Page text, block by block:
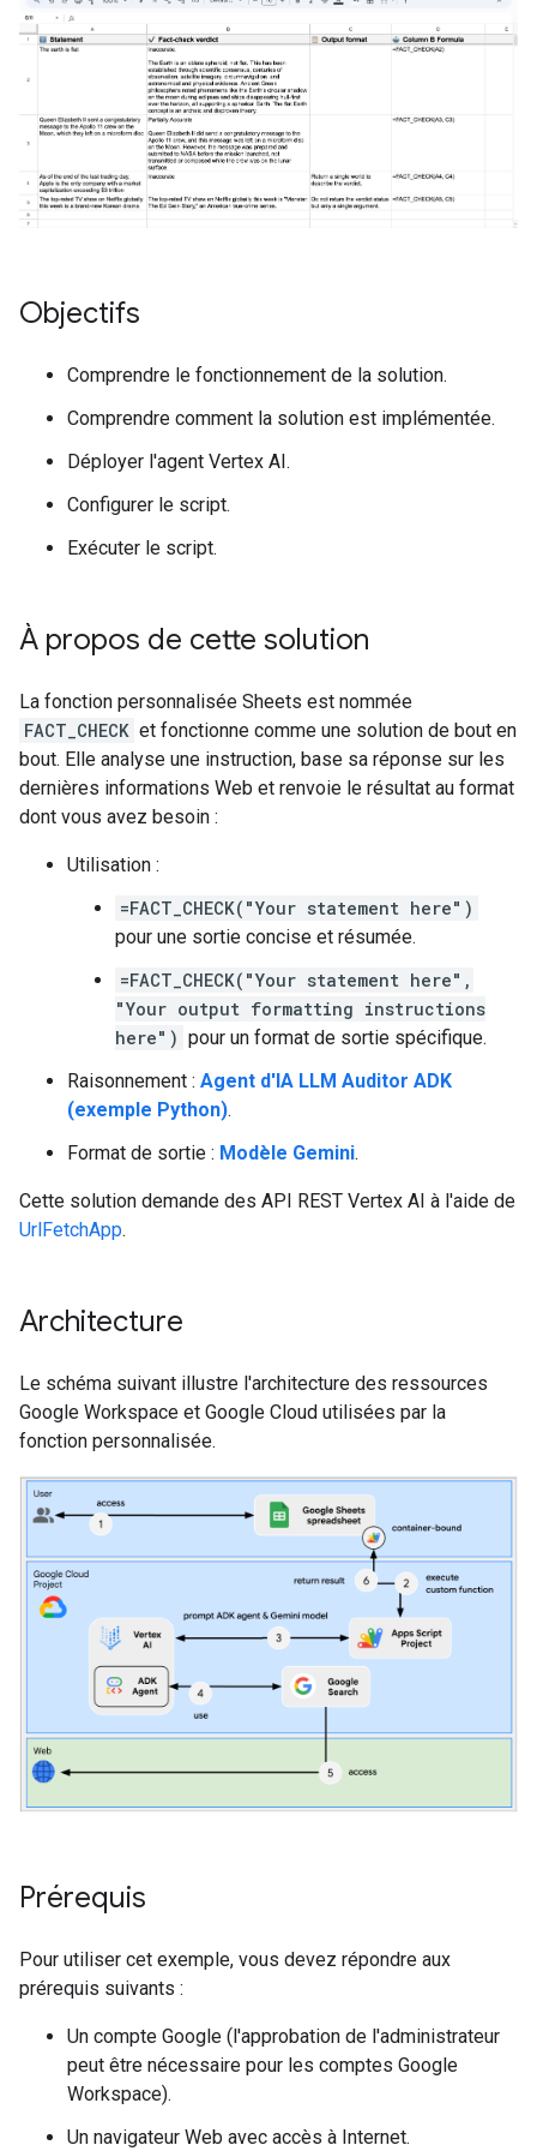
Objectifs
Comprendre le fonctionnement de la solution.
Comprendre comment la solution est implémentée.
Déployer l'agent Vertex AI.
Configurer le script.
Exécuter le script.
À propos de cette solution
La fonction personnalisée Sheets est nommée
FACT_CHECK et fonctionne comme une solution de bout en
bout. Elle analyse une instruction, base sa réponse sur les
dernières informations Web et renvoie le résultat au format
dont vous avez besoin :
Utilisation :
=FACT_CHECK("Your statement here")
pour une sortie concise et résumée.
=FACT_CHECK("Your statement here",
"Your output formatting instructions
here") pour un format de sortie spécifique.
Raisonnement : Agent d'IA LLM Auditor ADK
(exemple Python).
Format de sortie : Modèle Gemini.
Cette solution demande des API REST Vertex AI à l'aide de
UrlFetchApp.
Architecture
Le schéma suivant illustre l'architecture des ressources
Google Workspace et Google Cloud utilisées par la
fonction personnalisée.
Prérequis
Pour utiliser cet exemple, vous devez répondre aux
prérequis suivants :
Un compte Google (l'approbation de l'administrateur
peut être nécessaire pour les comptes Google
Workspace).
Un navigateur Web avec accès à Internet.